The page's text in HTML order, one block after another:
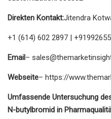
Direkten Kontakt:Jitendra
+1 (614) 602 2897 |
Email–
Webseite– https://
Umfassende Untersuchung
N-butylbromid in